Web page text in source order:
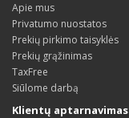
Apie mus
Privatumo nuostatos
Prekių pirkimo taisyklės
Prekių grąžinimas
TaxFree
Siūlome darbą
Klientų aptarnavimas